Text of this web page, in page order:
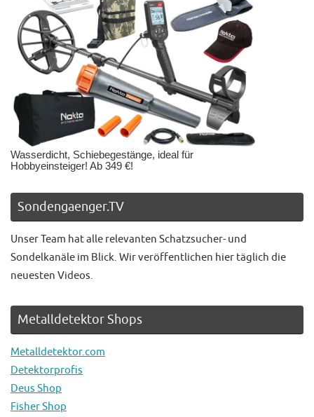
Wasserdicht, Schiebegestänge, ideal für
Hobbyeinsteiger! Ab 349 €!
Sondengaenger.TV
Unser Team hat alle relevanten Schatzsucher- und
Sondelkanäle im Blick. Wir veröffentlichen hier täglich die
neuesten Videos.
Metalldetektor Shops
Metalldetektor.com
Detektorprofis
Deus Shop
Fisher Shop